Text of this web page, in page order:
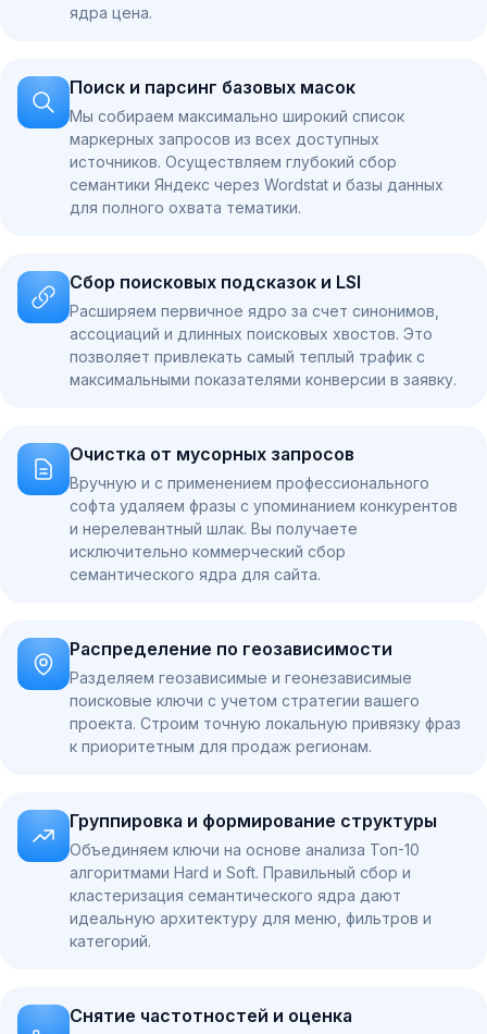
ядра цена.
Поиск и парсинг базовых масок
Мы собираем максимально широкий список
маркерных запросов из всех доступных
источников. Осуществляем глубокий сбор
семантики Яндекс через Wordstat и базы данных
для полного охвата тематики.
Сбор поисковых подсказок и LSI
Расширяем первичное ядро за счет синонимов,
ассоциаций и длинных поисковых хвостов. Это
позволяет привлекать самый теплый трафик с
максимальными показателями конверсии в заявку.
Очистка от мусорных запросов
Вручную и с применением профессионального
софта удаляем фразы с упоминанием конкурентов
и нерелевантный шлак. Вы получаете
исключительно коммерческий сбор
семантического ядра для сайта.
Распределение по геозависимости
Разделяем геозависимые и геонезависимые
поисковые ключи с учетом стратегии вашего
проекта. Строим точную локальную привязку фраз
к приоритетным для продаж регионам.
Группировка и формирование структуры
Объединяем ключи на основе анализа Топ-10
алгоритмами Hard и Soft. Правильный сбор и
кластеризация семантического ядра дают
идеальную архитектуру для меню, фильтров и
категорий.
Снятие частотностей и оценка